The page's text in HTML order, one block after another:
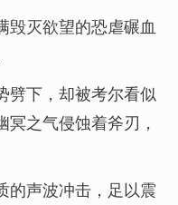
毁灭欲望的恐虐碾血
劈下，却被考尔看似
之气侵蚀着斧刃，
的声波冲击，足以震